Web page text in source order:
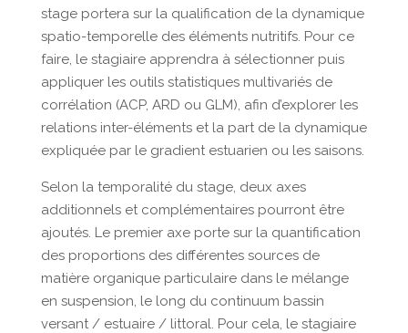
stage portera sur la qualification de la dynamique
spatio-temporelle des éléments nutritifs. Pour ce
faire, le stagiaire apprendra à sélectionner puis
appliquer les outils statistiques multivariés de
corrélation (ACP, ARD ou GLM), afin d’explorer les
relations inter-éléments et la part de la dynamique
expliquée par le gradient estuarien ou les saisons.
Selon la temporalité du stage, deux axes
additionnels et complémentaires pourront être
ajoutés. Le premier axe porte sur la quantification
des proportions des différentes sources de
matière organique particulaire dans le mélange
en suspension, le long du continuum bassin
versant / estuaire / littoral. Pour cela, le stagiaire